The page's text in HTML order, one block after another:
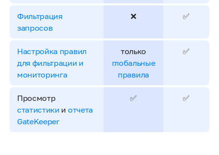
Фильтрация
запросов
❌ ✅
Настройка правил
для фильтрации и
мониторинга
только
глобальные
правила
✅
Просмотр
статистики и отчета
GateKeeper
✅ ✅